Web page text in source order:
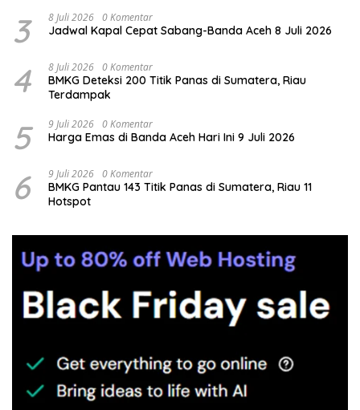
3 8 Juli 2026 0 Komentar
Jadwal Kapal Cepat Sabang-Banda Aceh 8 Juli 2026
4 8 Juli 2026 0 Komentar
BMKG Deteksi 200 Titik Panas di Sumatera, Riau
Terdampak
5 9 Juli 2026 0 Komentar
Harga Emas di Banda Aceh Hari Ini 9 Juli 2026
6 9 Juli 2026 0 Komentar
BMKG Pantau 143 Titik Panas di Sumatera, Riau 11
Hotspot